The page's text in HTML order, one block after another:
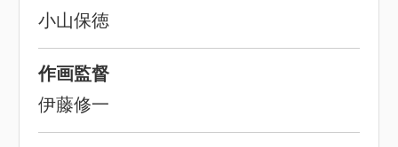
小山保徳
作画監督
伊藤修一